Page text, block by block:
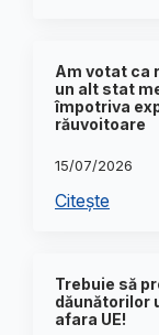
Am votat ca
un alt stat
împotriva
răuvoitoare
15/07/2026
Citește
Trebuie să
dăunătorilor
afara UE!